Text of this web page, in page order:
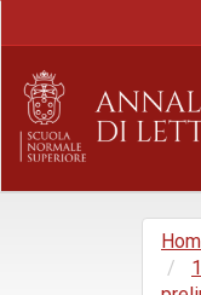
principale
Barra
laterale